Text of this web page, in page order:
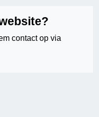
contact op via